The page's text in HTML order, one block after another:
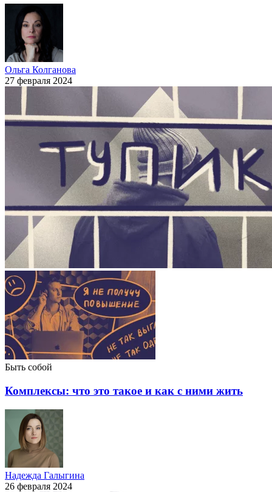
Ольга Колганова
27 февраля 2024
Быть собой
Комплексы: что это такое и как с ними жить
Надежда Галыгина
26 февраля 2024